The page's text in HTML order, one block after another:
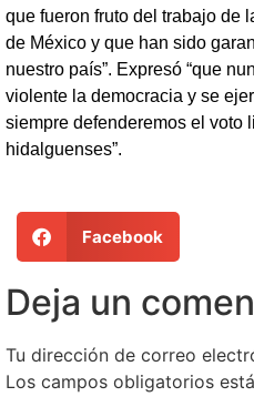
que fueron fruto del trabajo de
de México y que han sido
nuestro país”. Expresó “que
violente la democracia y se
siempre defenderemos el voto
hidalguenses”.
Facebook
Deja un
Tu dirección de correo
Los campos obligatorios